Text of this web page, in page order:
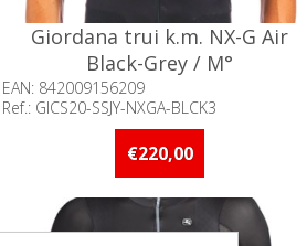
Giordana trui k.m. NX-G Air
Black-Grey / M°
EAN: 842009156209
Ref.: GICS20-SSJY-NXGA-BLCK3
Beschikbaarheid:: Minder dan 5 stuks
€220,00